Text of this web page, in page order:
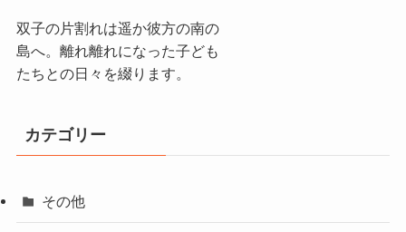
双子の片割れは遥か彼方の南の
島へ。離れ離れになった子ども
たちとの日々を綴ります。
カテゴリー
その他